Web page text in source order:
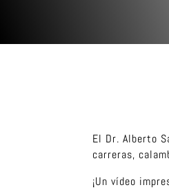
El Dr. Alberto
carreras,
¡Un vídeo